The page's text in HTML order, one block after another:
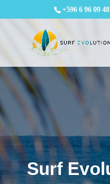
+596 6 96 09
Surf